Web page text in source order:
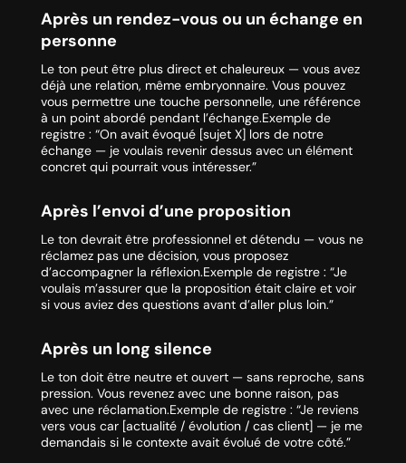
Après un rendez-vous ou un échange en
personne
Le ton peut être plus direct et chaleureux — vous avez
déjà une relation, même embryonnaire. Vous pouvez
vous permettre une touche personnelle, une référence
à un point abordé pendant l’échange.Exemple de
registre : “On avait évoqué [sujet X] lors de notre
échange — je voulais revenir dessus avec un élément
concret qui pourrait vous intéresser.”
Après l’envoi d’une proposition
Le ton devrait être professionnel et détendu — vous ne
réclamez pas une décision, vous proposez
d’accompagner la réflexion.Exemple de registre : “Je
voulais m’assurer que la proposition était claire et voir
si vous aviez des questions avant d’aller plus loin.”
Après un long silence
Le ton doit être neutre et ouvert — sans reproche, sans
pression. Vous revenez avec une bonne raison, pas
avec une réclamation.Exemple de registre : “Je reviens
vers vous car [actualité / évolution / cas client] — je me
demandais si le contexte avait évolué de votre côté.”